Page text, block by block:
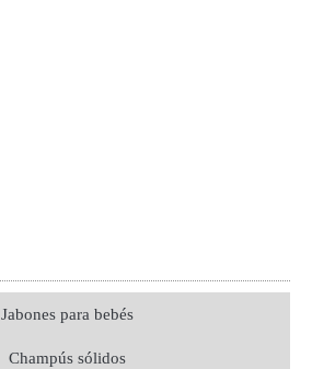
Jabones para bebés
Champús sólidos